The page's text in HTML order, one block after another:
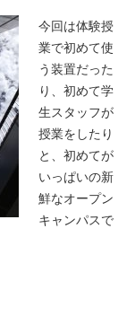
今回は体験授
業で初めて使
う装置だった
り、初めて学
生スタッフが
授業をしたり
と、初めてが
いっぱいの新
鮮なオープン
キャンパスで